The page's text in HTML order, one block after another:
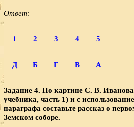
Ответ:
1 2 3 4 5
Д Б Г В А
Задание 4. По картине С. В. Иванова
учебника, часть 1) и с
параграфа составьте рассказ о
Земском соборе.